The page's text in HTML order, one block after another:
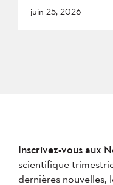
juin 25, 2026
Inscrivez-vous aux
scientifique
dernières nouvelles,